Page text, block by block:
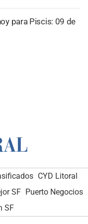
para Piscis: 09 de
CYD Litoral
SF Puerto Negocios
SF